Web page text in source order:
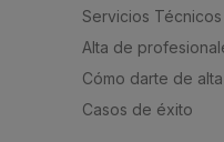
Servicios
Alta de
Cómo darte de
Casos de éxito